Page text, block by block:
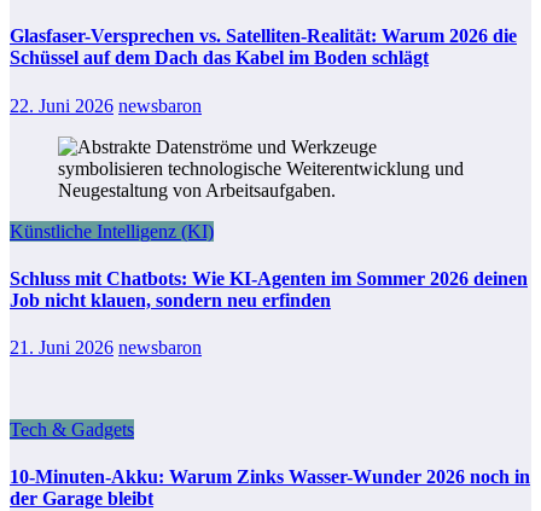
Glasfaser-Versprechen vs. Satelliten-Realität: Warum 2026 die
Schüssel auf dem Dach das Kabel im Boden schlägt
22. Juni 2026 newsbaron
Künstliche Intelligenz (KI)
Schluss mit Chatbots: Wie KI-Agenten im Sommer 2026 deinen
Job nicht klauen, sondern neu erfinden
21. Juni 2026 newsbaron
Tech & Gadgets
10-Minuten-Akku: Warum Zinks Wasser-Wunder 2026 noch in
der Garage bleibt